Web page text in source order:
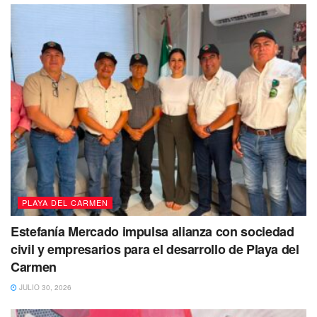
PLAYA DEL CARMEN
Estefanía Mercado impulsa alianza con sociedad
civil y empresarios para el desarrollo de Playa del
Carmen
JULIO 30, 2026